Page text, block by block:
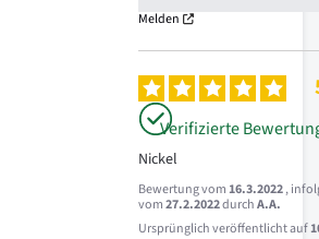
Melden
Verifizierte
Nickel
Bewertung vom16.3.2022,
vom27.2.2022durchA.A.
Ursprünglich veröffentlicht auf